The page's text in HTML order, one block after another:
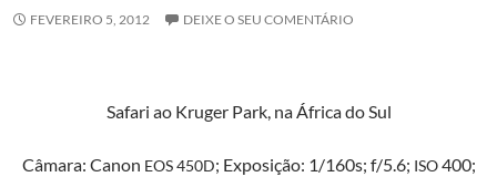
FEVEREIRO 5, 2012 DEIXE O SEU COMENTÁRIO
Safari ao Kruger Park, na África do Sul
Câmara: Canon EOS 450D; Exposição: 1/160s; f/5.6; ISO400;